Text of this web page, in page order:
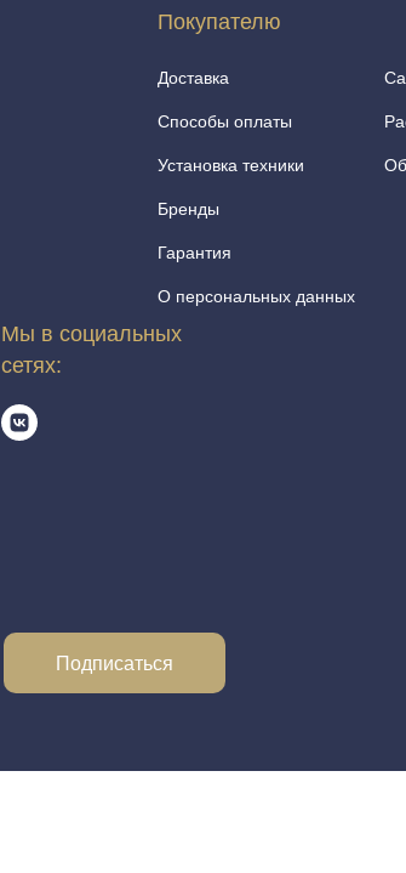
Покупателю
Доставка
Способы оплаты
Установка техники
Бренды
Гарантия
О персональных данных
Мы в социальных
сетях:
Подписаться